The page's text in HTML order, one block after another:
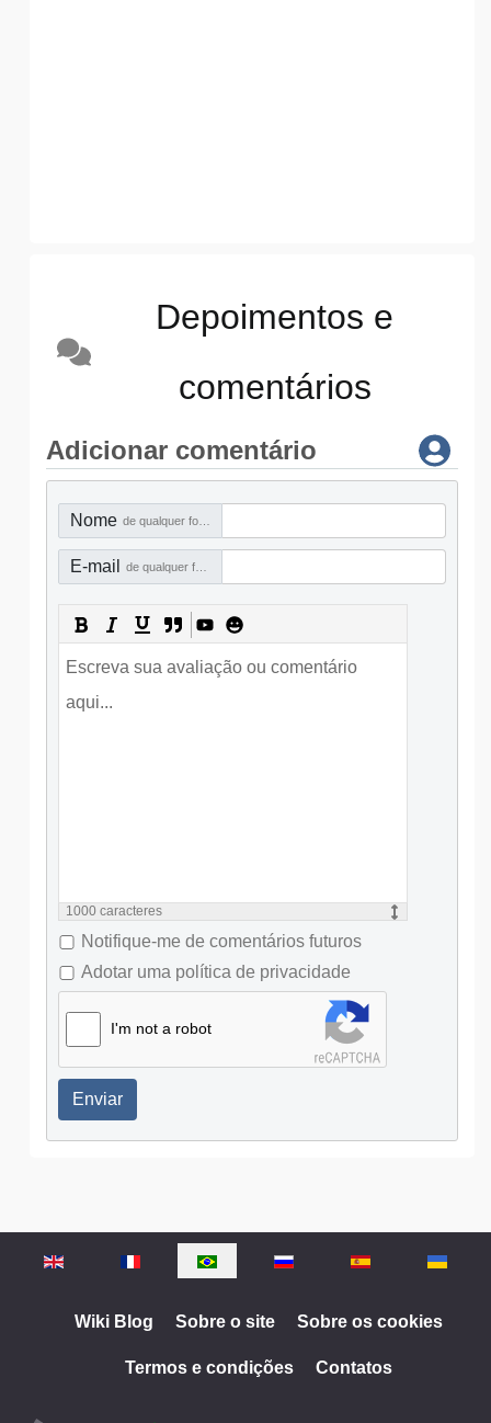
Depoimentos e
comentários
Adicionar comentário
Nome
E-mail
1000 caracteres
Notifique-me de comentários futuros
Adotar uma política de privacidade
I'm not a robot
Enviar
Selecione o seu idioma
Wiki Blog Sobre o site Sobre os cookies
Termos e condições Contatos